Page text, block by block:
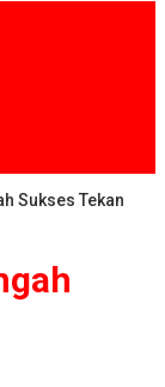
Sukses Tekan